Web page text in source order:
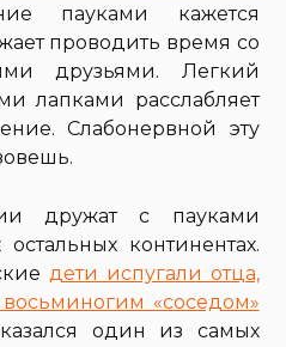
пауками кажется
проводить время со
друзьями. Легкий
лапками расслабляет
Слабонервной эту
дружат с пауками
континентах.
дети испугали отца,
«соседом»
один из самых